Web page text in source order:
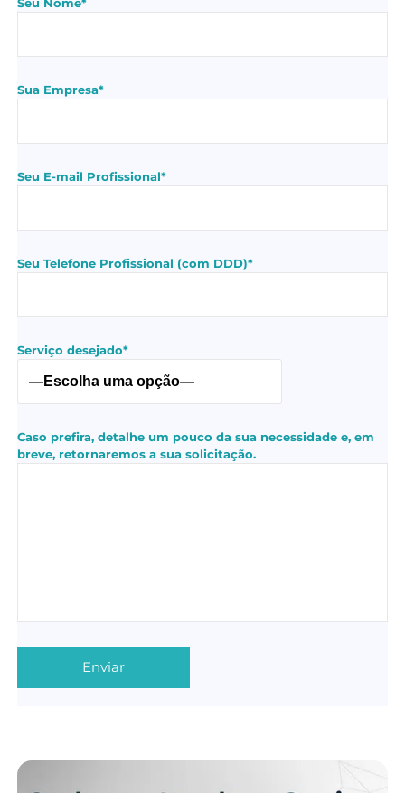
Sua Empresa*
Seu E-mail Profissional*
Seu Telefone Profissional (com DDD)*
Serviço desejado*
Caso prefira, detalhe um pouco da sua necessidade e, em
breve, retornaremos a sua solicitação.